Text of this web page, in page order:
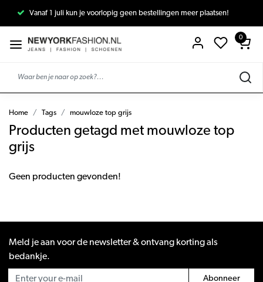
Vanaf 1 juli kun je voorlopig geen bestellingen meer plaatsen!
0
Home Tags mouwloze top grijs
Producten getagd met mouwloze top
grijs
Geen producten gevonden!
Meld je aan voor de newsletter & ontvang korting als
bedankje.
Abonneer